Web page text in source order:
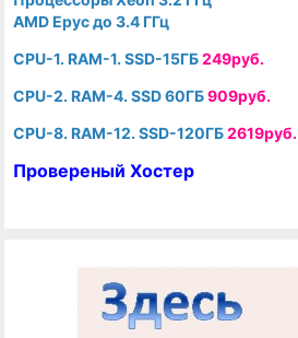
AMD Epyc до 3.4 ГГц
CPU-1. RAM-1. SSD-15ГБ249руб.
CPU-2. RAM-4. SSD 60ГБ909руб.
CPU-8. RAM-12. SSD-120ГБ2619руб.
Провереный Хостер